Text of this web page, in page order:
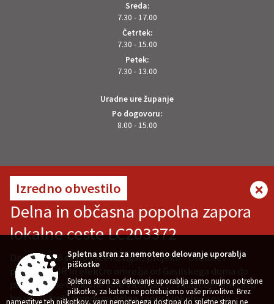
Izredno obvestilo
Delna in občasna popolna zapora
lokalne ceste LC203372
Dne 7.8.2026 se bo začel izvajati projekt " Ureditev
pločnika z JR in elektro omrežja od Gasilskega doma do
podružnične Osnovne šole Vitomarci". V navedenem času
bo po potrebi izvedena delna zapora lokalne ceste
Sreda:
7.30 - 17.00
Četrtek:
7.30 - 15.00
Petek:
7.30 - 13.00
Uradne ure županje
Po dogovoru:
8.00 - 15.00
OSTANITE V STIKU Z NAMI
VREMENSKA NAPOVED
Spletna stran za nemoteno delovanje uporablja
piškotke
Spletna stran za delovanje uporablja samo nujno potrebne
piškotke, za katere ne potrebujemo vaše privolitve. Brez
namestitve teh piškotkov, vam nemotenega dostopa do spletne strani ne